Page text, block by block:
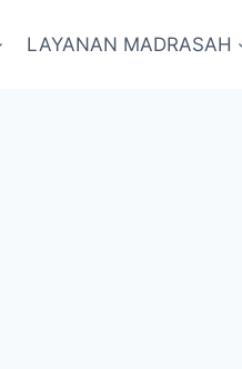
LAYANAN MADRASAH